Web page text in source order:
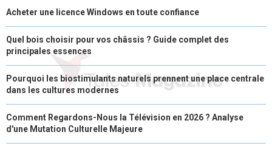
Acheter une licence Windows en toute confiance
Quel bois choisir pour vos châssis ? Guide complet des
principales essences
Pourquoi les biostimulants naturels prennent une place centrale
dans les cultures modernes
Comment Regardons-Nous la Télévision en 2026 ? Analyse
d'une Mutation Culturelle Majeure